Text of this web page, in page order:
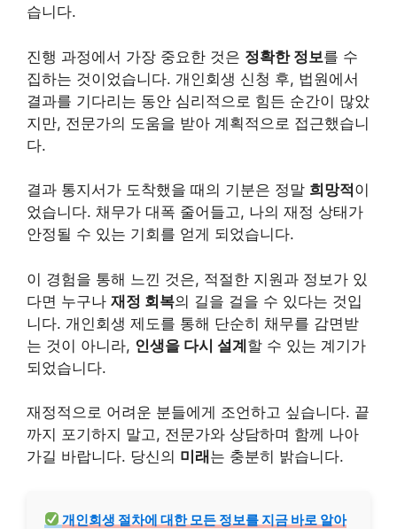
습니다.
진행 과정에서 가장 중요한 것은 정확한 정보를 수
집하는 것이었습니다. 개인회생 신청 후, 법원에서
결과를 기다리는 동안 심리적으로 힘든 순간이 많았
지만, 전문가의 도움을 받아 계획적으로 접근했습니
다.
결과 통지서가 도착했을 때의 기분은 정말 희망적 이
었습니다. 채무가 대폭 줄어들고, 나의 재정 상태가
안정될 수 있는 기회를 얻게 되었습니다.
이 경험을 통해 느낀 것은, 적절한 지원과 정보가 있
다면 누구나 재정 회복의 길을 걸을 수 있다는 것입
니다. 개인회생 제도를 통해 단순히 채무를 감면받
는 것이 아니라, 인생을 다시 설계할 수 있는 계기가
되었습니다.
재정적으로 어려운 분들에게 조언하고 싶습니다. 끝
까지 포기하지 말고, 전문가와 상담하며 함께 나아
가길 바랍니다. 당신의 미래 는 충분히 밝습니다.
개인회생 절차에 대한 모든 정보를 지금 바로 알아